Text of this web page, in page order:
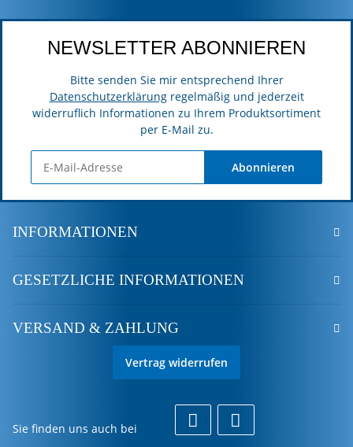
NEWSLETTER ABONNIEREN
Bitte senden Sie mir entsprechend Ihrer
Datenschutzerklärungregelmäßig und jederzeit
widerruflich Informationen zu Ihrem Produktsortiment
per E-Mail zu.
Abonnieren
INFORMATIONEN
GESETZLICHE INFORMATIONEN
VERSAND & ZAHLUNG
Vertrag widerrufen
Sie finden uns auch bei